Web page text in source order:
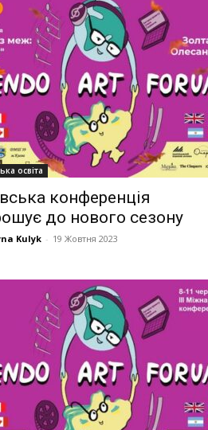
освіта
конференція
до нового сезону
Kulyk - 19 Жовтня 2023